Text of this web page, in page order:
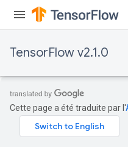
TensorFlow v2.1.0
Cette page a été traduite par l'